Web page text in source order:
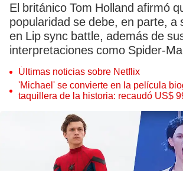
El británico Tom Holland afirmó
popularidad se debe, en parte, a
en Lip sync battle, además de
interpretaciones como Spider-
Últimas noticias sobre Netflix
'Michael' se convierte en la película
taquillera de la historia: recaudó US$